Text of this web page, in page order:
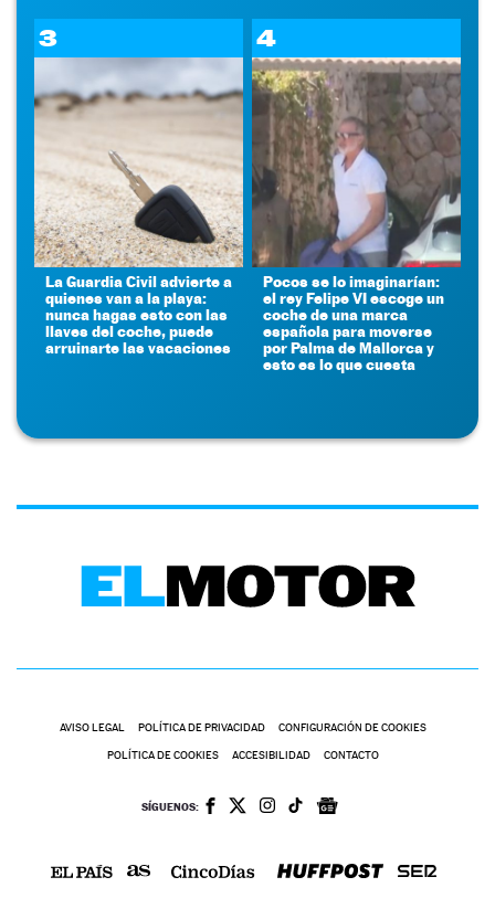
3
La Guardia Civil advierte a
quienes van a la playa:
nunca hagas esto con las
llaves del coche, puede
arruinarte las vacaciones
4
Pocos se lo imaginarían:
el rey Felipe VI escoge un
coche de una marca
española para moverse
por Palma de Mallorca y
esto es lo que cuesta
AVISO LEGAL POLÍTICA DE PRIVACIDAD CONFIGURACIÓN DE COOKIES
POLÍTICA DE COOKIES ACCESIBILIDAD CONTACTO
SÍGUENOS: